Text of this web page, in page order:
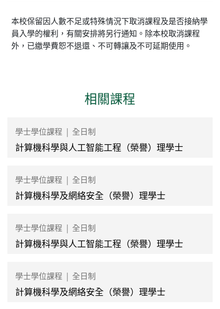
本校保留因人數不足或特殊情況下取消課程及是否接納學
員入學的權利，有關安排將另行通知。除本校取消課程
外，已繳學費恕不退還、不可轉讓及不可延期使用。
相關課程
學士學位課程 | 全日制
計算機科學與人工智能工程（榮譽）理學士
學士學位課程 | 全日制
計算機科學及網絡安全（榮譽）理學士
學士學位課程 | 全日制
計算機科學與人工智能工程（榮譽）理學士
學士學位課程 | 全日制
計算機科學及網絡安全（榮譽）理學士